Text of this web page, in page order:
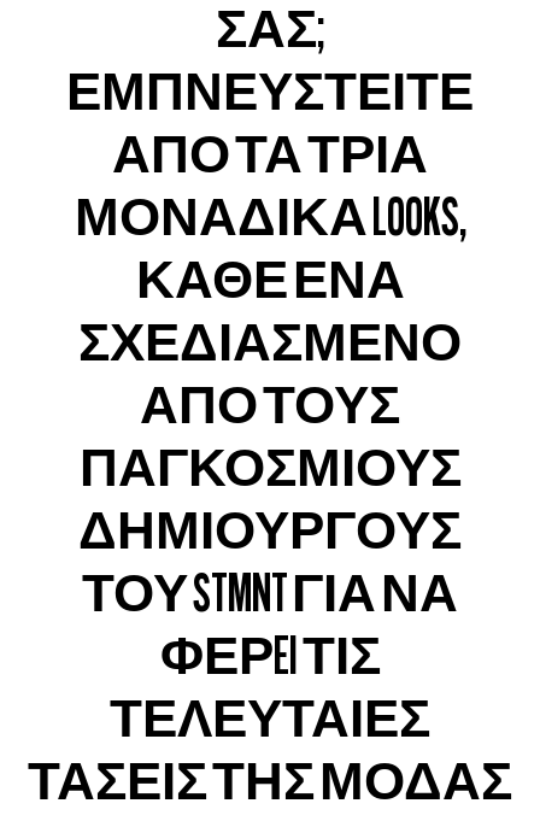
ΣΑΣ;
ΕΜΠΝΕΥΣΤΕΙΤΕ
ΑΠΟ ΤΑ ΤΡΙΑ
ΜΟΝΑΔΙΚΑ LOOKS,
ΚΑΘΕ ΕΝΑ
ΣΧΕΔΙΑΣΜΕΝΟ
ΑΠΟ ΤΟΥΣ
ΠΑΓΚΟΣΜΙΟΥΣ
ΔΗΜΙΟΥΡΓΟΥΣ
ΤΟΥ STMNT ΓΙΑ ΝΑ
ΦΕΡEI ΤΙΣ
ΤΕΛΕΥΤΑΙΕΣ
ΤΑΣΕΙΣ ΤΗΣ ΜΟΔΑΣ